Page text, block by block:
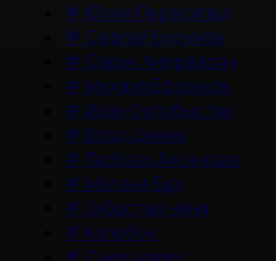
# Юлия Пересильд
# Сергей Бурунов
# Сарик Андреасян
# Михаил Ефремов
# Иван Охлобыстин
# Влад Ценев
#Любовь Аксенова
# Милана Бру
#Зубастая няня
# Колобок